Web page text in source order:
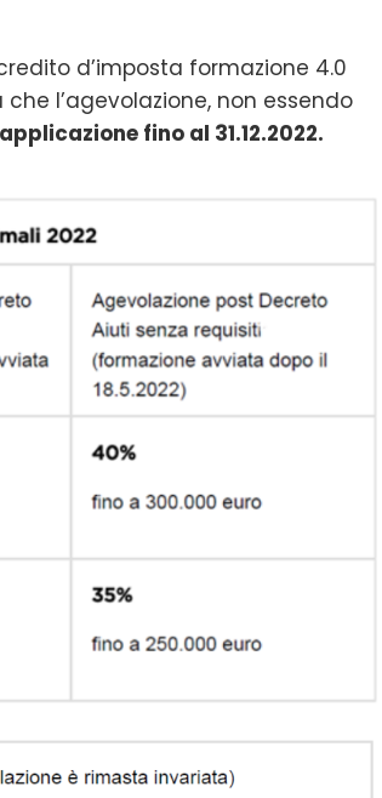
d’imposta formazione 4.0
l’agevolazione, non essendo
fino al 31.12.2022.